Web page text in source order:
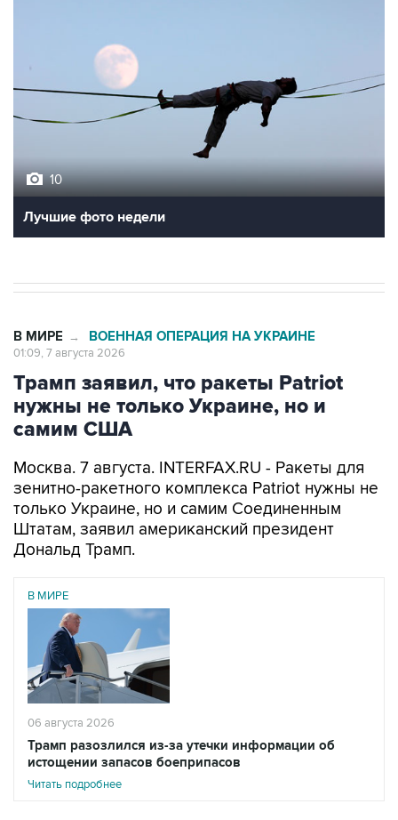
Лучшие фото недели
Трамп заявил, что ракеты Patriot
нужны не только Украине, но и
самим США
Москва. 7 августа. INTERFAX.RU - Ракеты для
только Украине, но и самим Соединенным
Штатам, заявил американский президент
Дональд Трамп.
В МИРЕ
06 августа 2026
Трамп разозлился из-за утечки информации об
истощении запасов боеприпасов
Читать подробнее
"Нам самим тоже нужны ракеты", - сказал он в